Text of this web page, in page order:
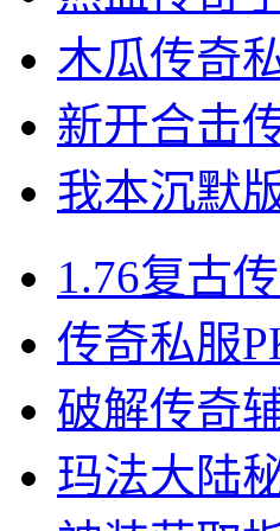
木瓜传奇
新开合击
我本沉默
1.76复古
传奇私服
破解传奇
玛法大陆